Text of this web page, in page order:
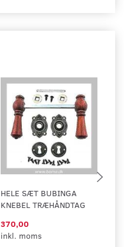
HELE SÆT BUBINGA
KNEBEL TRÆHÅNDTAG
370,00
inkl. moms